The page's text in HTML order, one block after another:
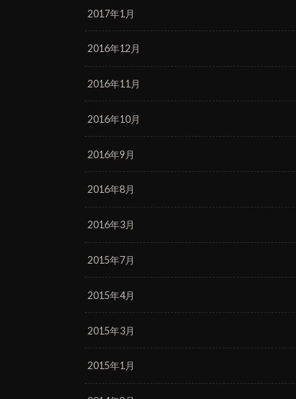
2017年1月
2016年12月
2016年11月
2016年10月
2016年9月
2016年8月
2016年3月
2015年7月
2015年4月
2015年3月
2015年1月